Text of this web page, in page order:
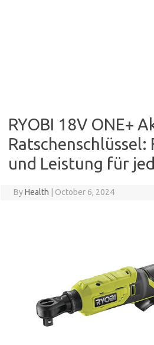
RYOBI 18V ONE+
und Leistung für
ByHealth October 6, 2024